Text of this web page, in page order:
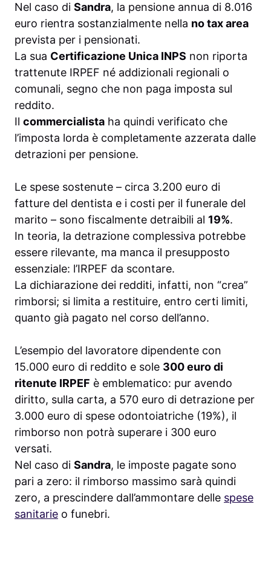
Nel caso di Sandra, la pensione annua di 8.016
euro rientra sostanzialmente nella no tax area
prevista per i pensionati.
La sua Certificazione Unica INPS non riporta
trattenute IRPEF né addizionali regionali o
comunali, segno che non paga imposta sul
reddito.
Il commercialista ha quindi verificato che
l’imposta lorda è completamente azzerata dalle
detrazioni per pensione.
Le spese sostenute – circa 3.200 euro di
fatture del dentista e i costi per il funerale del
marito – sono fiscalmente detraibili al 19%.
In teoria, la detrazione complessiva potrebbe
essere rilevante, ma manca il presupposto
essenziale: l’IRPEF da scontare.
La dichiarazione dei redditi, infatti, non “crea”
rimborsi; si limita a restituire, entro certi limiti,
quanto già pagato nel corso dell’anno.
L’esempio del lavoratore dipendente con
15.000 euro di reddito e sole 300 euro di
ritenute IRPEF è emblematico: pur avendo
diritto, sulla carta, a 570 euro di detrazione per
3.000 euro di spese odontoiatriche (19%), il
rimborso non potrà superare i 300 euro
versati.
Nel caso di Sandra, le imposte pagate sono
pari a zero: il rimborso massimo sarà quindi
zero, a prescindere dall’ammontare delle spese
sanitarie o funebri.